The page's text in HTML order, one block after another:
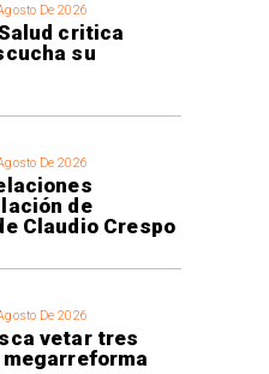
De 2026
critica
su
De 2026
de
Claudio Crespo
De 2026
vetar tres